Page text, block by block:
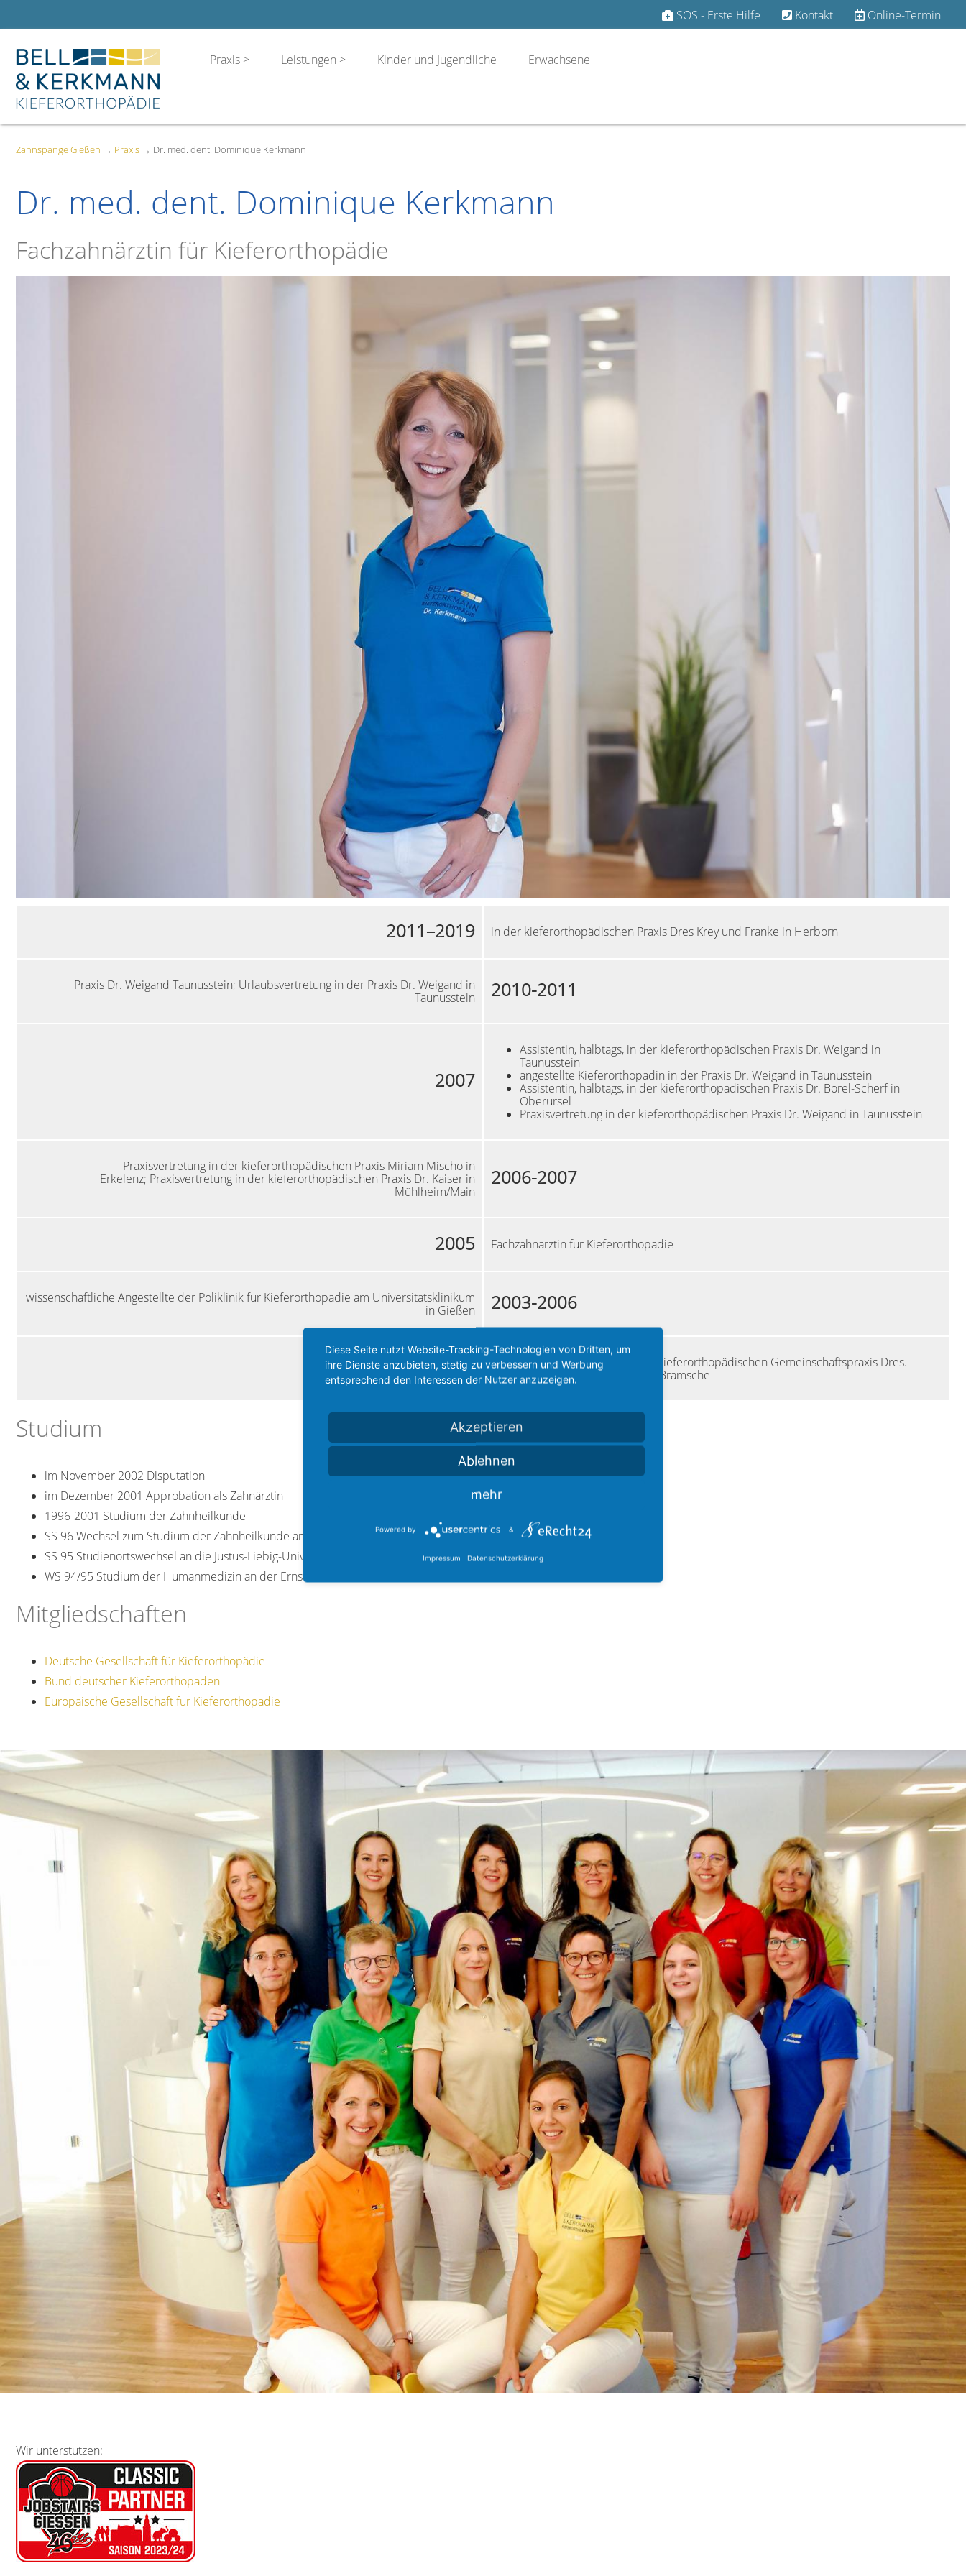
SOS - Erste Hilfe Kontakt Online-Termin
Praxis Leistungen Kinder und Jugendliche Erwachsene
Zahnspange Gießen → Praxis → Dr. med. dent. Dominique Kerkmann
Dr. med. dent. Dominique Kerkmann
Fachzahnärztin für Kieferorthopädie
2011–2019 in der kieferorthopädischen Praxis Dres Krey und Franke in Herborn
Praxis Dr. Weigand Taunusstein; Urlaubsvertretung in der Praxis Dr. Weigand in
Taunusstein
2010-2011
2007
Assistentin, halbtags, in der kieferorthopädischen Praxis Dr. Weigand in
Taunusstein
angestellte Kieferorthopädin in der Praxis Dr. Weigand in Taunusstein
Assistentin, halbtags, in der kieferorthopädischen Praxis Dr. Borel-Scherf in
Oberursel
Praxisvertretung in der kieferorthopädischen Praxis Dr. Weigand in Taunusstein
Praxisvertretung in der kieferorthopädischen Praxis Miriam Mischo in
Erkelenz; Praxisvertretung in der kieferorthopädischen Praxis Dr. Kaiser in
Mühlheim/Main
2006-2007
2005 Fachzahnärztin für Kieferorthopädie
wissenschaftliche Angestellte der Poliklinik für Kieferorthopädie am Universitätsklinikum
in Gießen
2003-2006
2002-2003
Weiterbildungsassistentin in der kieferorthopädischen Gemeinschaftspraxis Dres.
Urbanczik und Poepelt-Rahne in Bramsche
Studium
im November 2002 Disputation
im Dezember 2001 Approbation als Zahnärztin
1996-2001 Studium der Zahnheilkunde
SS 96 Wechsel zum Studium der Zahnheilkunde an der Justus-Liebig-Universität Gießen
SS 95 Studienortswechsel an die Justus-Liebig-Universität Gießen
WS 94/95 Studium der Humanmedizin an der Ernst-Moritz-Arndt-Universität Greifswald
Mitgliedschaften
Deutsche Gesellschaft für Kieferorthopädie
Bund deutscher Kieferorthopäden
Europäische Gesellschaft für Kieferorthopädie
Wir unterstützen:
Diese Seite nutzt Website-Tracking-Technologien von Dritten, um
ihre Dienste anzubieten, stetig zu verbessern und Werbung
entsprechend den Interessen der Nutzer anzuzeigen.
Akzeptieren
Ablehnen
mehr
Powered by &
Impressum Datenschutzerklärung